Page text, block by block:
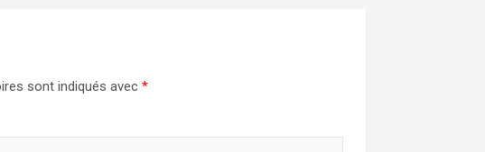
sont indiqués avec *